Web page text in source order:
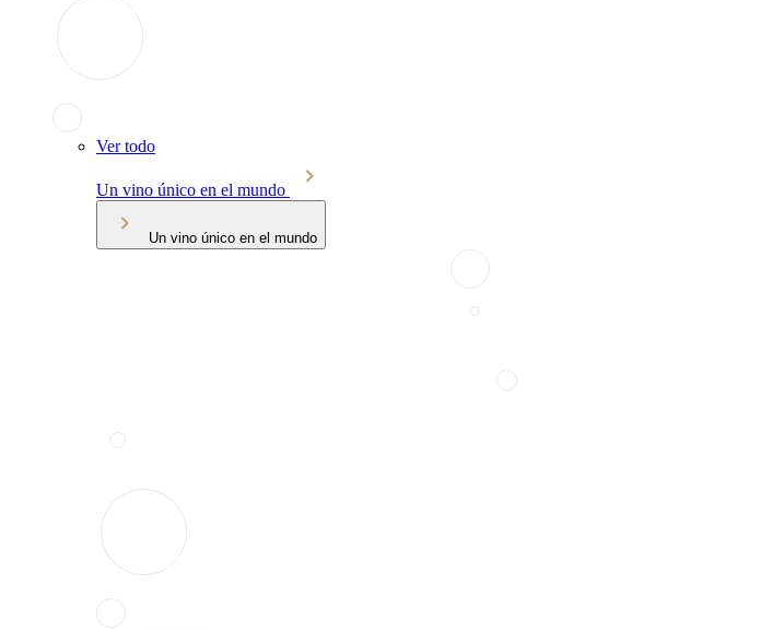
Ver todo
Un vino único en el mundo
Un vino único en el mundo